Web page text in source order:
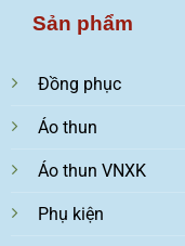
Sản phẩm
Đồng phục
Áo thun
Áo thun VNXK
Phụ kiện